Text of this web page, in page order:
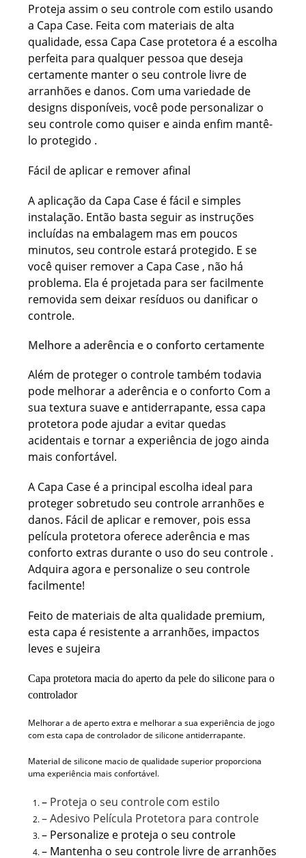
Proteja assim o seu controle com estilo usando
a Capa Case. Feita com materiais de alta
qualidade, essa Capa Case protetora é a escolha
perfeita para qualquer pessoa que deseja
certamente manter o seu controle livre de
arranhões e danos. Com uma variedade de
designs disponíveis, você pode personalizar o
seu controle como quiser e ainda enfim mantê-
lo protegido .
Fácil de aplicar e remover afinal
A aplicação da Capa Case é fácil e simples
instalação. Então basta seguir as instruções
incluídas na embalagem mas em poucos
minutos, seu controle estará protegido. E se
você quiser remover a Capa Case , não há
problema. Ela é projetada para ser facilmente
removida sem deixar resíduos ou danificar o
controle.
Melhore a aderência e o conforto certamente
Além de proteger o controle também todavia
pode melhorar a aderência e o conforto Com a
sua textura suave e antiderrapante, essa capa
protetora pode ajudar a evitar quedas
acidentais e tornar a experiência de jogo ainda
mais confortável.
A Capa Case é a principal escolha ideal para
proteger sobretudo seu controle arranhões e
danos. Fácil de aplicar e remover, pois essa
película protetora oferece aderência e mas
conforto extras durante o uso do seu controle .
Adquira agora e personalize o seu controle
facilmente!
Feito de materiais de alta qualidade premium,
esta capa é resistente a arranhões, impactos
leves e sujeira
Capa protetora macia do aperto da pele do silicone para o
controlador
Melhorar a de aperto extra e melhorar a sua experiência de jogo
com esta capa de controlador de silicone antiderrapante.
Material de silicone macio de qualidade superior proporciona
uma experiência mais confortável.
– Proteja o seu controlecom estilo
– Adesivo Película Protetora para controle
– Personalize e proteja o seu controle
– Mantenha o seu controle livre de arranhões